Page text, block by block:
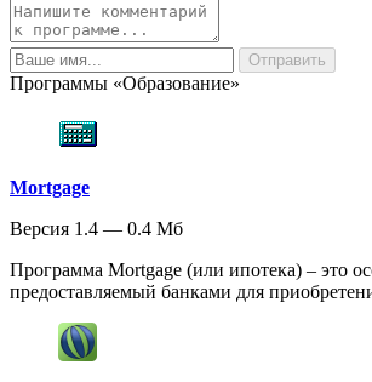
Программы «Образование»
Mortgage
Версия 1.4 — 0.4 Мб
Программа Mortgage (или ипотека) – это
предоставляемый банками для